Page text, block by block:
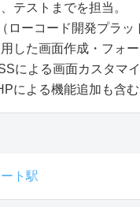
テストまでを担当。
ローコード開発プラッ
した画面作成・フォー
による画面カスタマ
による機能追加も含む
ト駅